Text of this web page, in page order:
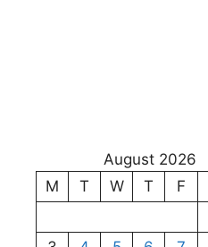
August 2026
M
T W T F